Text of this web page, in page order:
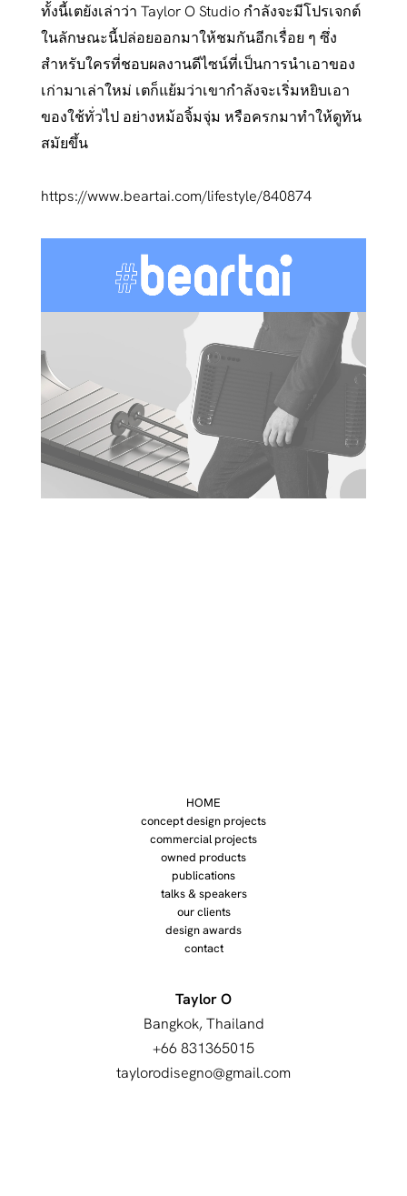
ทั้งนี้เตยังเล่าว่า Taylor O Studio กำลังจะมีโปรเจกต์
ในลักษณะนี้ปล่อยออกมาให้ชมกันอีกเรื่อย ๆ ซึ่ง
สำหรับใครที่ชอบผลงานดีไซน์ที่เป็นการนำเอาของ
เก่ามาเล่าใหม่ เตก็แย้มว่าเขากำลังจะเริ่มหยิบเอา
ของใช้ทั่วไป อย่างหม้อจิ้มจุ่ม หรือครกมาทำให้ดูทัน
สมัยขึ้น
https://www.beartai.com/lifestyle/840874
HOME
concept design projects
commercial projects
owned products
publications
talks & speakers
our clients
design awards
contact
Taylor O
Bangkok, Thailand
+66 831365015
taylorodisegno@gmail.com